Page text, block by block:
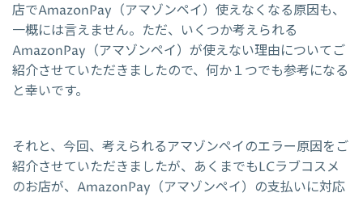
店でAmazonPay（アマゾンペイ）使えなくなる原因も、
一概には言えません。ただ、いくつか考えられる
AmazonPay（アマゾンペイ）が使えない理由についてご
紹介させていただきましたので、何か１つでも参考になる
と幸いです。
それと、今回、考えられるアマゾンペイのエラー原因をご
紹介させていただきましたが、あくまでもLCラブコスメ
のお店が、AmazonPay（アマゾンペイ）の支払いに対応